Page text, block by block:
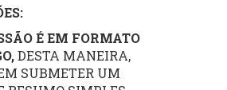
É EM FORMATO
DESTA MANEIRA,
SUBMETER UM